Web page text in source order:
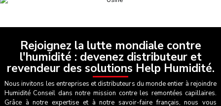
Rejoignez la lutte mondiale contre
l'humidité : devenez distributeur et
revendeur des solutions Help Humidité.
Nous invitons les entreprises et distributeurs du monde entier à rejoindre
Humidité Conseil dans notre mission contre les remontées capillaires.
Grâce à notre expertise et à notre savoir-faire français, nous vous